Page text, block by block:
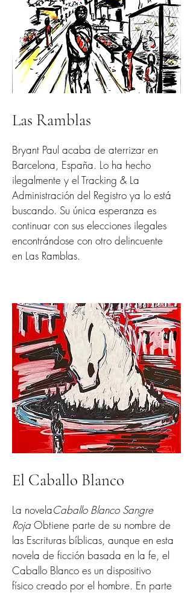
Las Ramblas
Bryant Paul acaba de aterrizar en
Barcelona, España. Lo ha hecho
ilegalmente y el Tracking & La
Administración del Registro ya lo está
buscando. Su única esperanza es
continuar con sus elecciones ilegales
encontrándose con otro delincuente
en Las Ramblas.
El Caballo Blanco
La novelaCaballo Blanco Sangre
Roja Obtiene parte de su nombre de
las Escrituras bíblicas, aunque en esta
novela de ficción basada en la fe, el
Caballo Blanco es un dispositivo
físico creado por el hombre. En parte